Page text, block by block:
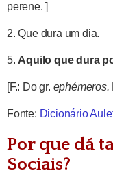
perene. ]
2. Que dura um dia.
5. Aquilo que dura
[F.: Do gr. ephémeros.
Fonte: Dicionário
Por que dá
Sociais?